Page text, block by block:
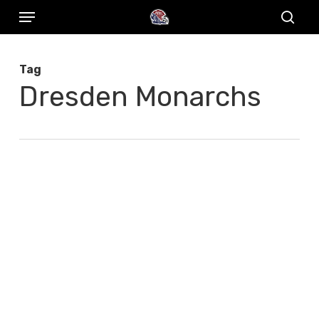
Skip
content
Menu
Tag
Dresden Monarchs